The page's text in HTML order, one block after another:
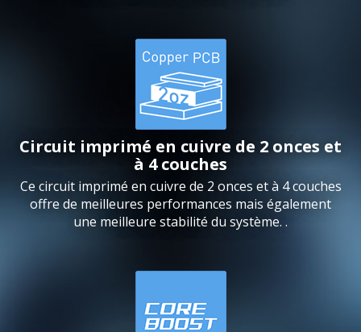
Circuit imprimé en cuivre de 2 onces et
à 4 couches
Ce circuit imprimé en cuivre de 2 onces et à 4 couches
offre de meilleures performances mais également
une meilleure stabilité du système. .